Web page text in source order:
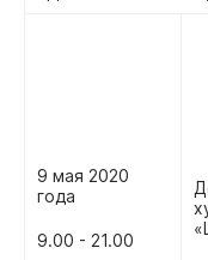
9 мая 2020
года
9.00 - 21.00